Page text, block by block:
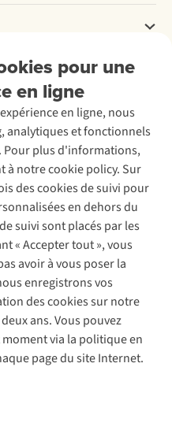
pour une
en ligne
en ligne, nous
analytiques et fonctionnels
Pour plus d'informations,
à notre cookie policy. Sur
des cookies de suivi pour
en dehors du
suivi sont placés par les
« Accepter tout », vous
avoir à vous poser la
enregistrons vos
des cookies sur notre
ans. Vous pouvez
via la politique en
page du site Internet.
de confidentialité
Cookie Policy